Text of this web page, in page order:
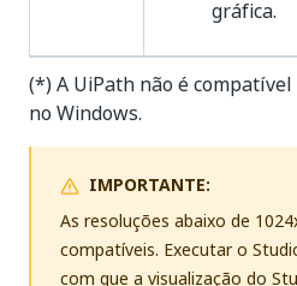
gráfica.
(*) A UiPath não é
no Windows.
IMPORTANTE:
As resoluções abaixo de
compatíveis. Executar o
com que a visualização do